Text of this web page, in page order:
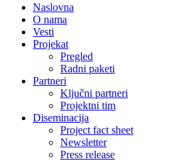
Naslovna
O nama
Vesti
Projekat
Pregled
Radni paketi
Partneri
Ključni partneri
Projektni tim
Diseminacija
Project fact sheet
Newsletter
Press release